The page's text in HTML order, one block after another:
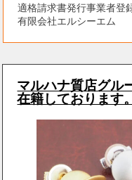
適格請求書発行事業者
有限会社エルシーエム
マルハナ質店グル
在籍しております